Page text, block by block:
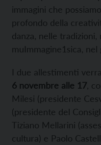
immagini che
profondo della
danza, nelle tradizioni,
muImmagine1sica, nel
I due allestimenti
6 novembre alle 17 ,
Milesi (presidente
(presidente del
Tiziano Mellarini
cultura) e Paolo